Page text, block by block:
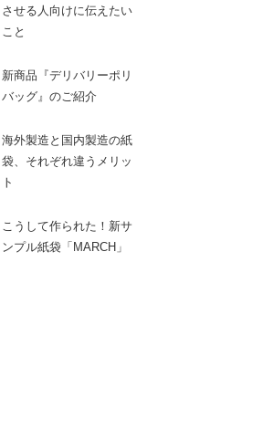
させる人向けに伝えたい
こと
新商品『デリバリーポリ
バッグ』のご紹介
海外製造と国内製造の紙
袋、それぞれ違うメリッ
ト
こうして作られた！新サ
ンプル紙袋「MARCH」